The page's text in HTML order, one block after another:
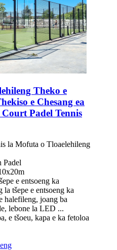
Theko e
e Chesang ea
Padel Tennis
la Mofuta o Tloaelehileng
Padel
e entsoeng ka
la tšepe e entsoeng ka
halefileng, joang ba
lebone la LED ...
​​e tšoeu, kapa e ka fetoloa